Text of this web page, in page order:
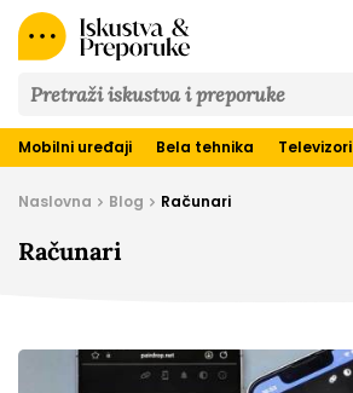
&
Preporuke
Mobilni uređaji Bela tehnika Televizori
Naslovna Blog Računari
Računari